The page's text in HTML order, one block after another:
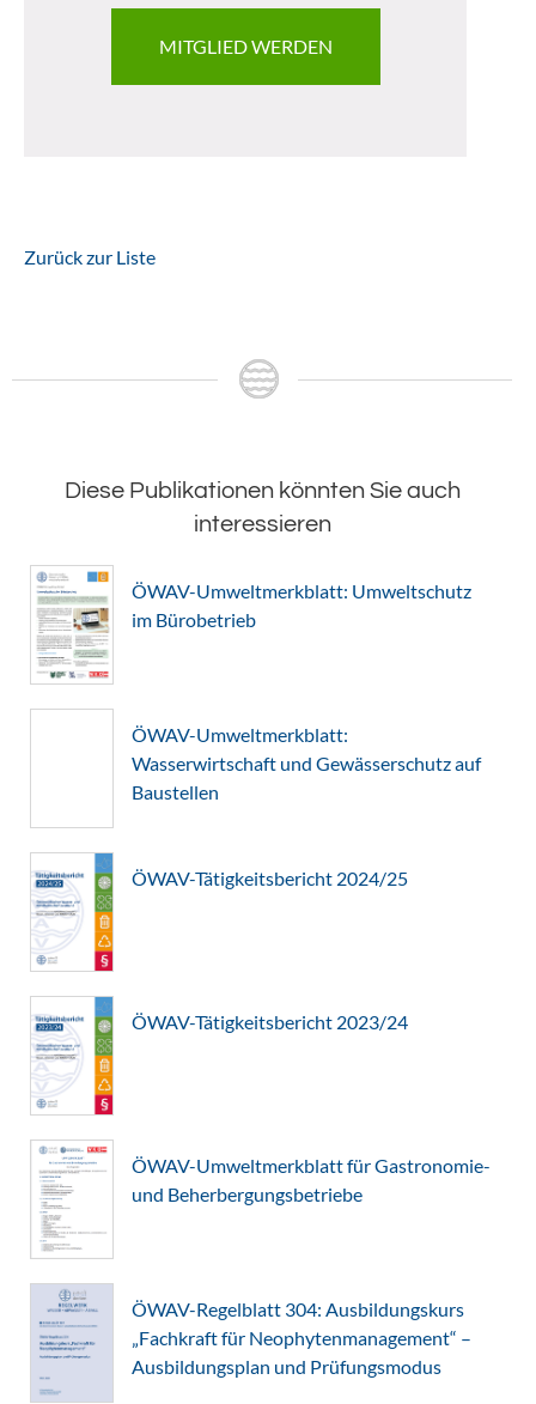
MITGLIED WERDEN
Zurück zur Liste
Diese Publikationen könnten Sie auch
interessieren
ÖWAV-Umweltmerkblatt: Umweltschutz
im Bürobetrieb
ÖWAV-Umweltmerkblatt:
Wasserwirtschaft und Gewässerschutz auf
Baustellen
ÖWAV-Tätigkeitsbericht 2024/25
ÖWAV-Tätigkeitsbericht 2023/24
ÖWAV-Umweltmerkblatt für Gastronomie-
und Beherbergungsbetriebe
ÖWAV-Regelblatt 304: Ausbildungskurs
„Fachkraft für Neophytenmanagement“ –
Ausbildungsplan und Prüfungsmodus